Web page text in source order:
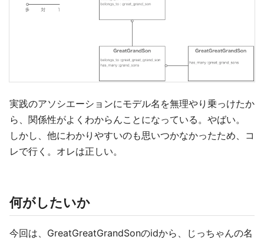
実践のアソシエーションにモデル名を無理やり乗っけたか
ら、関係性がよくわからんことになっている。やばい。
しかし、他にわかりやすいのも思いつかなかったため、コ
レで行く。オレは正しい。
何がしたいか
今回は、GreatGreatGrandSonのidから、じっちゃんの名